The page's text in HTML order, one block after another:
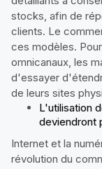
stocks, afin de
clients. Le
ces modèles.
omnicanaux, les
d'essayer
de leurs sites
L'utilisation
deviendront
Internet et la
révolution du